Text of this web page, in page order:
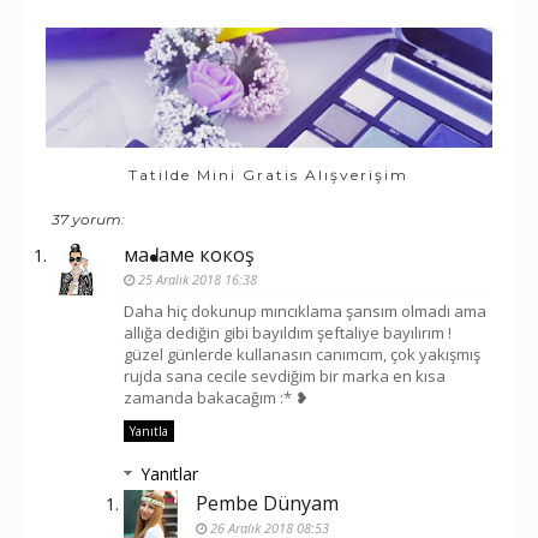
Tatilde Mini Gratis Alışverişim
37 yorum:
мaᖱaмe кoкoş
25 Aralık 2018 16:38
Daha hiç dokunup mıncıklama şansım olmadı ama
allığa dediğin gibi bayıldım şeftaliye bayılırım !
güzel günlerde kullanasın canımcım, çok yakışmış
rujda sana cecile sevdiğim bir marka en kısa
zamanda bakacağım :* ❥
Yanıtla
Yanıtlar
Pembe Dünyam
26 Aralık 2018 08:53